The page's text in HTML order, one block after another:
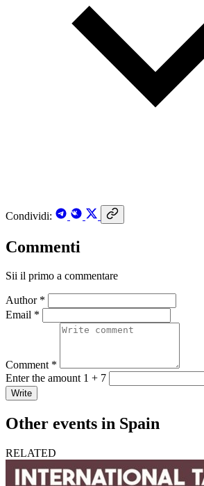
Condividi:
Commenti
Sii il primo a commentare
Author *
Email *
Comment *
Enter the amount 1 + 7
Write
Other events in Spain
RELATED